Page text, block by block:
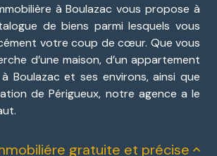
dans la région de Périgueux et
vers qui vous tourner. Nous vous
lavente,l’achat,lalocationou
votre bien chez notreagence
Isle-Manoire. Nous vous
son expertise en matière
à Boulazac vous propose à
de biens parmi lesquels vous
votre coup de cœur. Que vous
d’une maison, d’un appartement
Boulazac et ses environs, ainsi que
de Périgueux, notre agence a le
gratuite et précise